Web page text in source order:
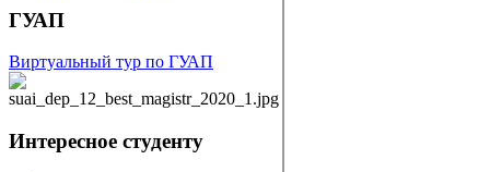
ГУАП
Виртуальный тур по ГУАП
Интересное студенту